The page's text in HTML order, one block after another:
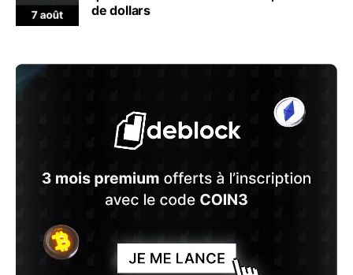
de dollars